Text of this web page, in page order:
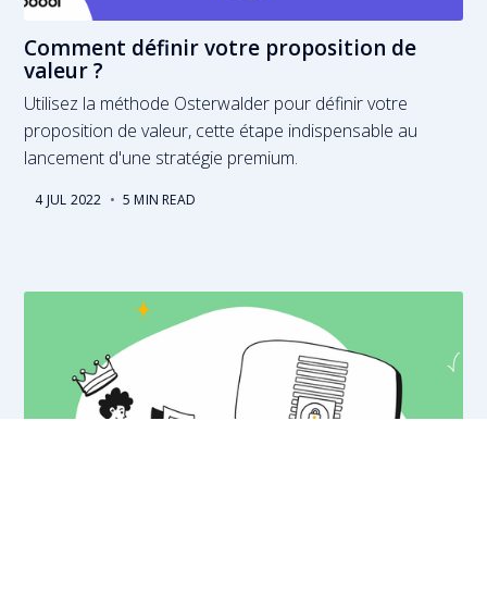
Comment définir votre proposition de
valeur ?
Utilisez la méthode Osterwalder pour définir votre
proposition de valeur, cette étape indispensable au
lancement d'une stratégie premium.
4 JUL 2022 • 5 MIN READ